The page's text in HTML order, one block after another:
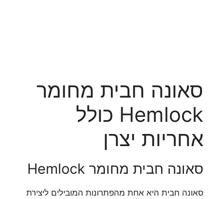
סאונה חבית מחומר
Hemlock כולל
אחריות יצרן
סאונה חבית מחומר Hemlock
סאונה חבית היא אחת מהפתרונות המובילים ליצירת